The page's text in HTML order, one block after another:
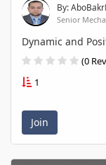
By:
Senior
Dynamic and
(0
1
Join